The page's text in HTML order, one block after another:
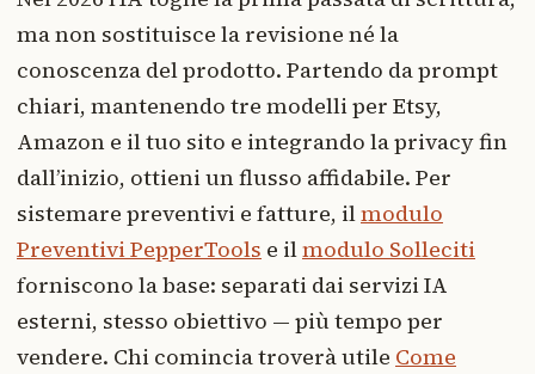
ma non sostituisce la revisione né la
conoscenza del prodotto. Partendo da prompt
chiari, mantenendo tre modelli per Etsy,
Amazon e il tuo sito e integrando la privacy fin
dall’inizio, ottieni un flusso affidabile. Per
sistemare preventivi e fatture, ilmodulo
Preventivi PepperTools e ilmodulo Solleciti
forniscono la base: separati dai servizi IA
esterni, stesso obiettivo — più tempo per
vendere. Chi comincia troverà utile Come